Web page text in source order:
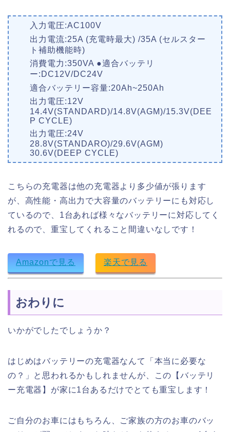
入力電圧:AC100V
出力電流:25A (充電時最大) /35A (セルスター
ト補助機能時)
消費電力:350VA ●適合バッテリ
ー:DC12V/DC24V
適合バッテリー容量:20Ah~250Ah
出力電圧:12V
14.4V(STANDARD)/14.8V(AGM)/15.3V(DEE
P CYCLE)
出力電圧:24V
28.8V(STANDARO)/29.6V(AGM)
30.6V(DEEP CYCLE)
こちらの充電器は他の充電器より多少値が張ります
が、高性能・高出力で大容量のバッテリーにも対応し
ているので、1台あれば様々なバッテリーに対応してく
れるので、重宝してくれること間違いなしです！
Amazonで見る 楽天で見る
おわりに
いかがでしたでしょうか？
はじめはバッテリーの充電器なんて「本当に必要な
の？」と思われるかもしれませんが、この【バッテリ
ー充電器】が家に1台あるだけでとても重宝します！
ご自分のお車にはもちろん、ご家族の方のお車のバッ